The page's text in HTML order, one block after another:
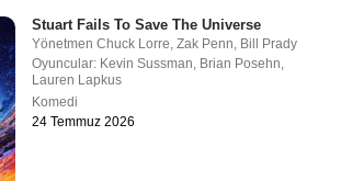
Stuart Fails To Save The Universe
YönetmenChuck Lorre,Zak Penn, Bill Prady
Oyuncular: Kevin Sussman, Brian Posehn,
Lauren Lapkus
Komedi
24 Temmuz 2026